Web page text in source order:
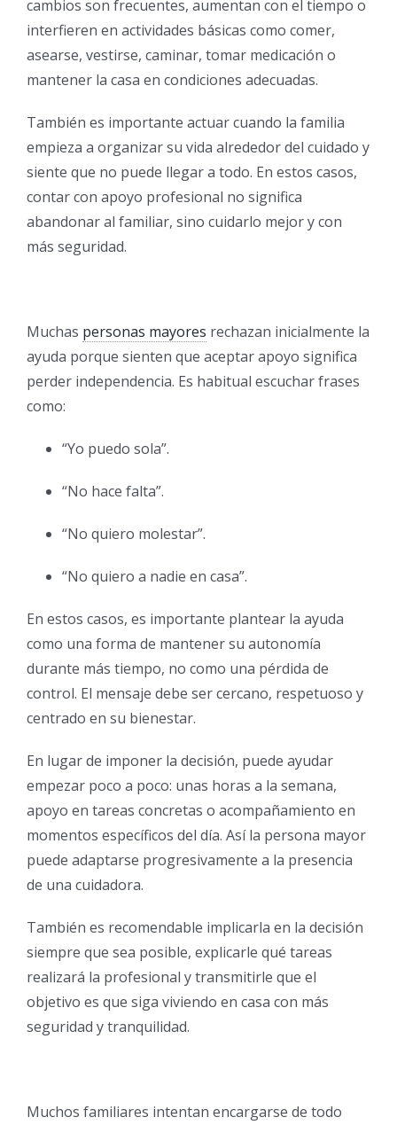
cambios son frecuentes, aumentan con el tiempo o
interfieren en actividades básicas como comer,
asearse, vestirse, caminar, tomar medicación o
mantener la casa en condiciones adecuadas.
También es importante actuar cuando la familia
empieza a organizar su vida alrededor del cuidado y
siente que no puede llegar a todo. En estos casos,
contar con apoyo profesional no significa
abandonar al familiar, sino cuidarlo mejor y con
más seguridad.
Muchas personas mayores rechazan inicialmente la
ayuda porque sienten que aceptar apoyo significa
perder independencia. Es habitual escuchar frases
como:
“Yo puedo sola”.
“No hace falta”.
“No quiero molestar”.
“No quiero a nadie en casa”.
En estos casos, es importante plantear la ayuda
como una forma de mantener su autonomía
durante más tiempo, no como una pérdida de
control. El mensaje debe ser cercano, respetuoso y
centrado en su bienestar.
En lugar de imponer la decisión, puede ayudar
empezar poco a poco: unas horas a la semana,
apoyo en tareas concretas o acompañamiento en
momentos específicos del día. Así la persona mayor
puede adaptarse progresivamente a la presencia
de una cuidadora.
También es recomendable implicarla en la decisión
siempre que sea posible, explicarle qué tareas
realizará la profesional y transmitirle que el
objetivo es que siga viviendo en casa con más
seguridad y tranquilidad.
Muchos familiares intentan encargarse de todo